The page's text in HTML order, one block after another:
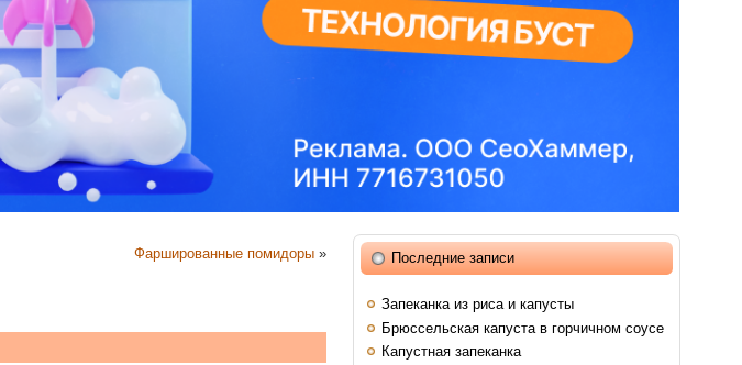
Фаршированные помидоры » Последние записи
Запеканка из риса и капусты
Брюссельская капуста в горчичном соусе
Капустная запеканка